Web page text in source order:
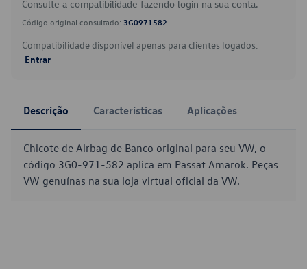
Consulte a compatibilidade fazendo login na sua conta.
Código original consultado: 3G0971582
Compatibilidade disponível apenas para clientes logados.
Entrar
Descrição Características Aplicações
Chicote de Airbag de Banco original para seu VW, o
código 3G0-971-582 aplica em Passat Amarok. Peças
VW genuínas na sua loja virtual oficial da VW.